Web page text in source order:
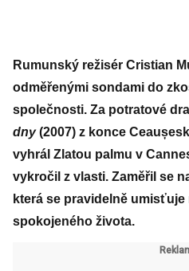
Rumunský režisér Cristian
odměřenými sondami do
společnosti. Za potratové
dny(2007) z konce
vyhrál Zlatou palmu v
vykročil z vlasti. Zaměřil se
která se pravidelně umisťuje
spokojeného života.